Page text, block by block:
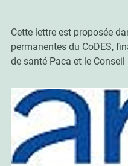
Cette lettre est proposée
permanentes du CoDES,
de santé Paca et le